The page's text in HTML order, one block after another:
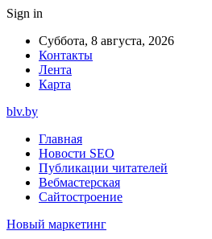
Sign in
Суббота, 8 августа, 2026
Контакты
Лента
Карта
blv.by
Главная
Новости SEO
Публикации читателей
Вебмастерская
Сайтостроение
Новый маркетинг